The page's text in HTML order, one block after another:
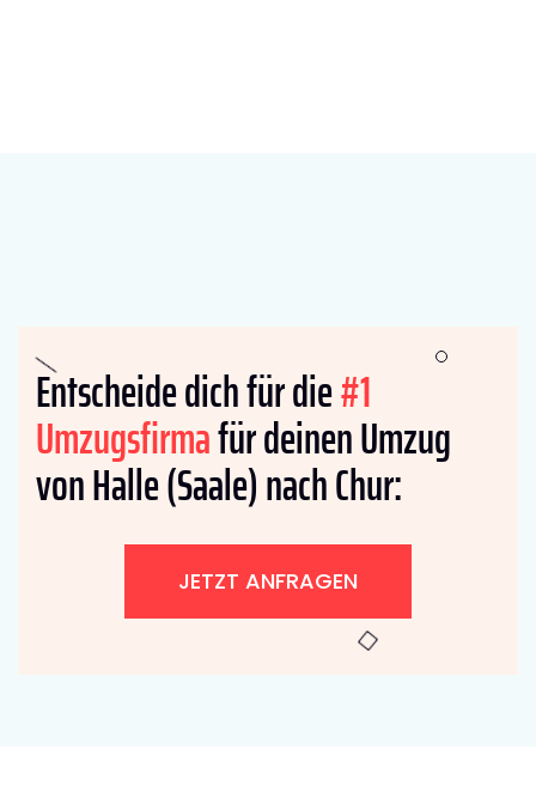
Entscheide dich für die#1
Umzugsfirmafür deinen Umzug
von Halle (Saale) nach Chur:
JETZT ANFRAGEN